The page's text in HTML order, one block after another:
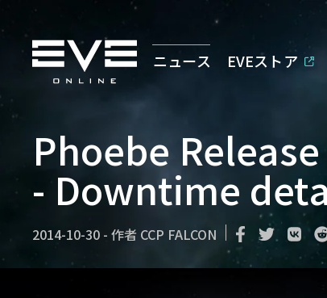
ニュース EVEストア
Phoebe
- Downtime
2014-10-30 - 作者 CCP FALCON